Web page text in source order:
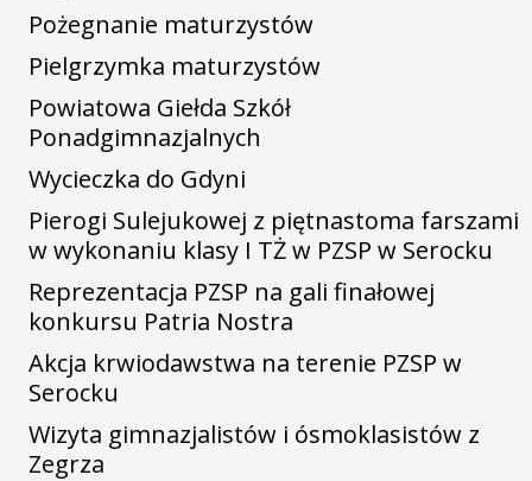
Pożegnanie maturzystów
Pielgrzymka maturzystów
Powiatowa Giełda Szkół
Ponadgimnazjalnych
Wycieczka do Gdyni
Pierogi Sulejukowej z piętnastoma farszami
w wykonaniu klasy I TŻ w PZSP w Serocku
Reprezentacja PZSP na gali finałowej
konkursu Patria Nostra
Akcja krwiodawstwa na terenie PZSP w
Serocku
Wizyta gimnazjalistów i ósmoklasistów z
Zegrza